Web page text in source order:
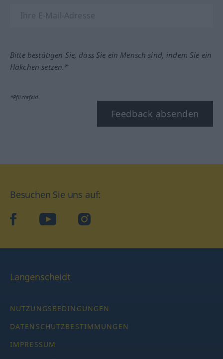
Bitte bestätigen Sie, dass Sie ein Mensch sind, indem Sie ein
Häkchen setzen.*
*Pflichtfeld
Feedback absenden
Besuchen Sie uns auf:
facebookYouTube Instagram
Langenscheidt
NUTZUNGSBEDINGUNGEN
DATENSCHUTZBESTIMMUNGEN
IMPRESSUM